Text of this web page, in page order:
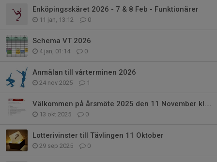
Enköpingsskäret 2026 - 7 & 8 Feb - Funktionärer
11 jan, 13:12 0
Schema VT 2026
4 jan, 01:14 0
Anmälan till vårterminen 2026
24 nov 2025 1
Välkommen på årsmöte 2025 den 11 November kl.19.00
13 okt 2025 0
Lotterivinster till Tävlingen 11 Oktober
29 sep 2025 0